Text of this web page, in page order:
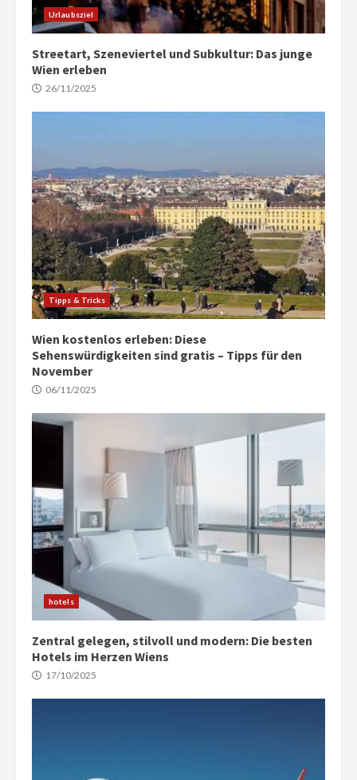
Urlaubsziel
Streetart, Szeneviertel und Subkultur: Das junge
Wien erleben
26/11/2025
Tipps & Tricks
Wien kostenlos erleben: Diese
Sehenswürdigkeiten sind gratis – Tipps für den
November
06/11/2025
hotels
Zentral gelegen, stilvoll und modern: Die besten
Hotels im Herzen Wiens
17/10/2025